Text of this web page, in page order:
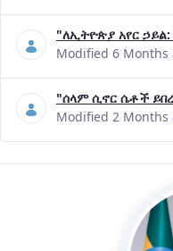
"ለኢትዮጵያ አየር
Modified 6 Months
"ሰላም ሲኖር ሴቶች
Modified 2 Months